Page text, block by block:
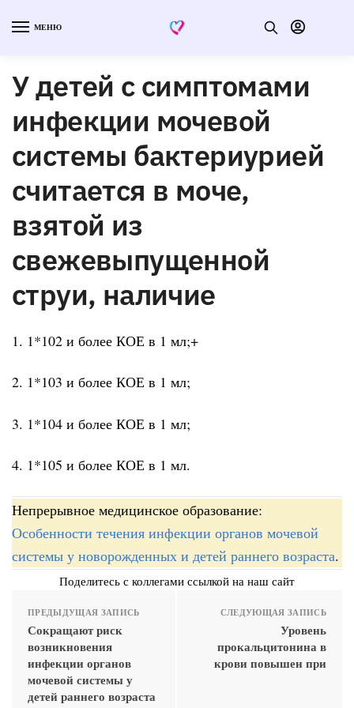
МЕНЮ
У детей с симптомами
инфекции мочевой
системы бактериурией
считается в моче,
взятой из
свежевыпущенной
струи, наличие
1. 1*102 и более КОЕ в 1 мл;+
2. 1*103 и более КОЕ в 1 мл;
3. 1*104 и более КОЕ в 1 мл;
4. 1*105 и более КОЕ в 1 мл.
Непрерывное медицинское образование:
Особенности течения инфекции органов мочевой
системы у новорожденных и детей раннего возраста.
Поделитесь с коллегами ссылкой на наш сайт
ПРЕДЫДУЩАЯ ЗАПИСЬ
Сокращают риск
возникновения
инфекции органов
мочевой системы у
детей раннего возраста
СЛЕДУЮЩАЯ ЗАПИСЬ
Уровень
прокальцитонина в
крови повышен при